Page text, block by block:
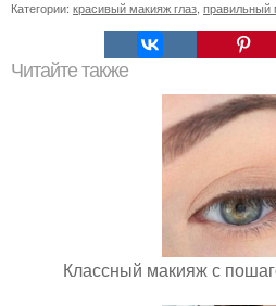
Категории: красивый макияж глаз, правильный
Читайте также
Классный макияж с